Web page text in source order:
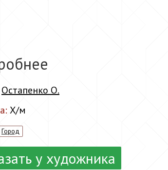
Остапенко О.
Х/м
Город
у художника